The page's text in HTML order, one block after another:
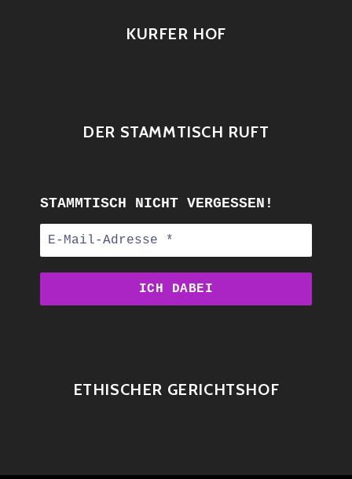
KURFER HOF
DER STAMMTISCH RUFT
STAMMTISCH NICHT VERGESSEN!
ETHISCHER GERICHTSHOF